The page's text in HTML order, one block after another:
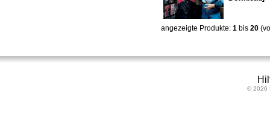
angezeigte Produkte: 1 bis 20
© 2026